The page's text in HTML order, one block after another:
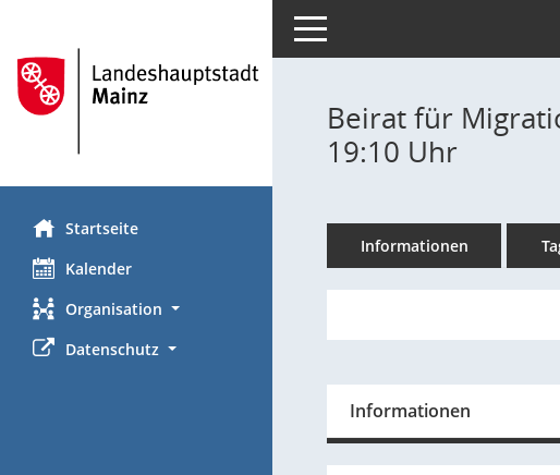
Startseite
Kalender
Organisation
Datenschutz
Toggle navigation
Beirat für
19:10 Uhr
Informationen
Informationen